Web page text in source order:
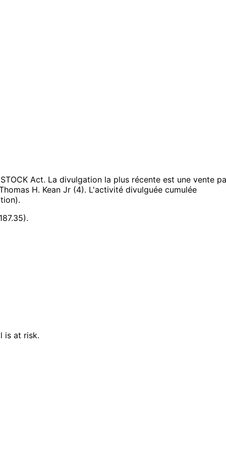
Act. La divulgation la plus récente est une vente
H. Kean Jr (4). L'activité divulguée cumulée
is at risk.